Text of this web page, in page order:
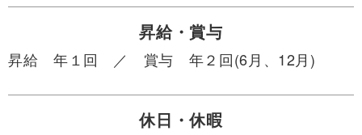
昇給・賞与
昇給 年１回 ／ 賞与 年２回(6月、12月)
休日・休暇